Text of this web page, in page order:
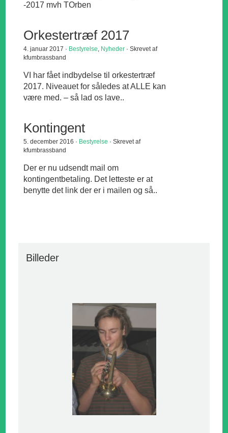
-2017 mvh TOrben
Orkestertræf 2017
4. januar 2017 · Bestyrelse, Nyheder · Skrevet af
kfumbrassband
VI har fået indbydelse til orkestertræf
2017. Niveauet for således at ALLE kan
være med. – så lad os lave..
Kontingent
5. december 2016 · Bestyrelse · Skrevet af
kfumbrassband
Der er nu udsendt mail om
kontingentbetaling. Det letteste er at
benytte det link der er i mailen og så..
Billeder